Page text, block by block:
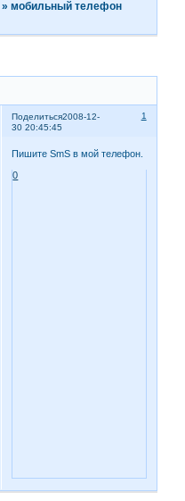
»мобильный телефон
Поделиться 1
2008-12-
30 20:45:45
Пишите SmS в мой телефон.
0